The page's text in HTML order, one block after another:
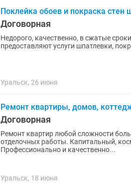
Поклейка обоев и покраска стен
Договорная
Недорого, качественно, в сжатые
предоставляют услуги шпатлевки,
Уральск, 26 июня
Ремонт квартиры, домов,
Договорная
Ремонт квартир любой сложности
отделочных работы. Капитальный,
Профессионально и качественно...
Уральск, 18 июня